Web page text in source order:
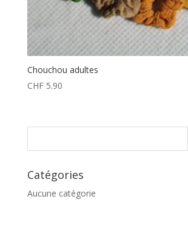
Chouchou adultes
CHF5.90
Catégories
Aucune catégorie